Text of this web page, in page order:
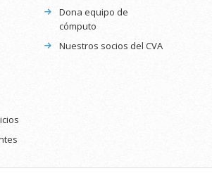
Dona equipo de
cómputo
Nuestros socios del CVA